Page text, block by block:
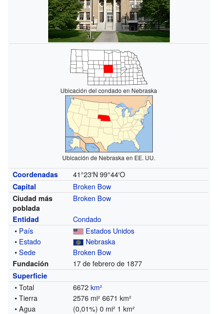
Ubicación del condado en Nebraska
Ubicación de Nebraska en EE. UU.
Coordenadas 41°23′N 99°44′O
Capital Broken Bow
Ciudad más
poblada
Broken Bow
Entidad
Condado
• País
Estados Unidos
• Estado
Nebraska
•Sede Broken Bow
Fundación 17 de febrero de 1877
Superficie
• Total 6672km²
• Tierra
2576 mi² 6671 km²
• Agua
(0,01%) 0 mi² 1 km²